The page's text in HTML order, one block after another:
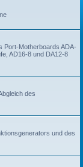
Port-Motherboards ADA-
AD16-8 und DA12-8
des
und des